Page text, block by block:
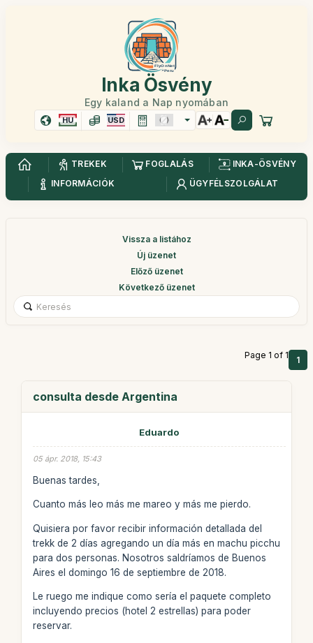
Inka Ösvény
Egy kaland a Nap nyomában
HU USD
TREKEK FOGLALÁS
INKA-ÖSVÉNY
INFORMÁCIÓK
ÜGYFÉLSZOLGÁLAT
Vissza a listához
Új üzenet
Előző üzenet
Következő üzenet
Page 1 of 1 1
consulta desde Argentina
Eduardo
05 ápr. 2018, 15:43
Buenas tardes,
Cuanto más leo más me mareo y más me pierdo.
Quisiera por favor recibir información detallada del
trekk de 2 días agregando un día más en machu picchu
para dos personas. Nosotros saldríamos de Buenos
Aires el domingo 16 de septiembre de 2018.
Le ruego me indique como sería el paquete completo
incluyendo precios (hotel 2 estrellas) para poder
reservar.